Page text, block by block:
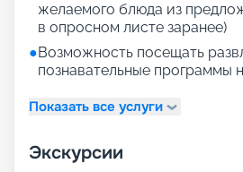
желаемого блюда из
в опросном листе заранее)
●Возможность посещать
познавательные программы
Показать все услуги
Экскурсии